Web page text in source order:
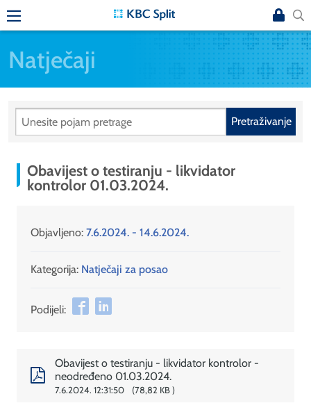
Natječaji
Pretraživanje
Obavijest o testiranju - likvidator
kontrolor 01.03.2024.
Objavljeno: 7.6.2024. - 14.6.2024.
Kategorija: Natječaji za posao
Podijeli:
Obavijest o testiranju - likvidator kontrolor -
neodređeno 01.03.2024.
7.6.2024. 12:31:50 78,82 KB